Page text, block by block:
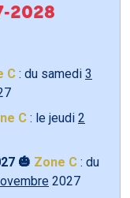
2028
C : du samedi 3
C : le jeudi 2
🎃 Zone C : du
2027